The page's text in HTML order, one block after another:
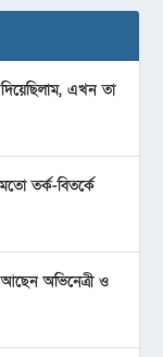
এখন তা
তর্ক-বিতর্কে
আছেন অভিনেত্রী ও